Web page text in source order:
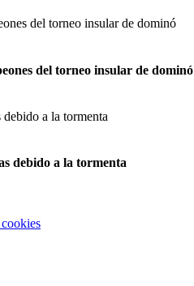
del torneo insular de dominó
debido a la tormenta